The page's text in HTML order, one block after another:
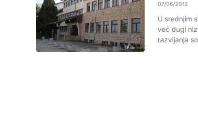
07/06/2012
U srednjim
već dugi
razvijanja